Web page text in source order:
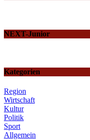
NEXT-Junior
Kategorien
Region
Wirtschaft
Kultur
Politik
Sport
Allgemein